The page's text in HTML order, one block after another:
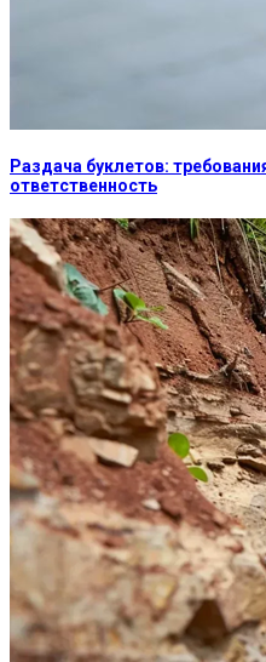
Раздача буклетов:
ответственность